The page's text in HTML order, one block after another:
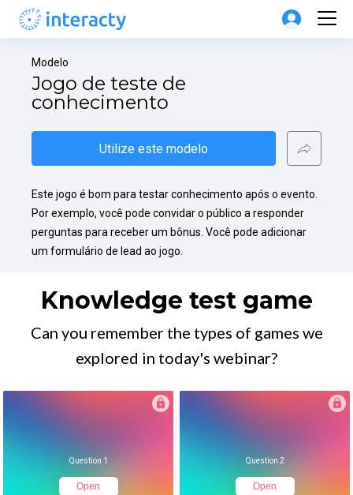
Modelo
Jogo de teste de
conhecimento
Utilize este modelo
Este jogo é bom para testar conhecimento após o evento.
Por exemplo, você pode convidar o público a responder
perguntas para receber um bônus. Você pode adicionar
um formulário de lead ao jogo.